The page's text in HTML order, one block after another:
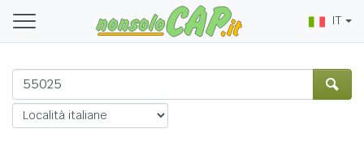
IT